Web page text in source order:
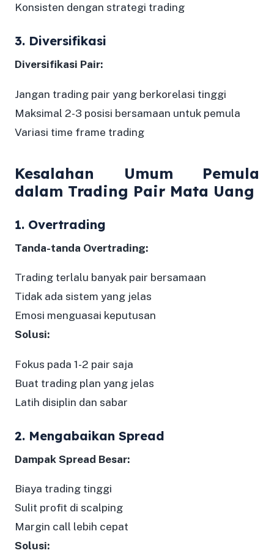
Konsisten dengan strategi trading
3. Diversifikasi
Diversifikasi Pair:
Jangan trading pair yang berkorelasi tinggi
Maksimal 2-3 posisi bersamaan untuk pemula
Variasi time frame trading
Kesalahan Umum Pemula
dalam Trading Pair Mata Uang
1. Overtrading
Tanda-tanda Overtrading:
Trading terlalu banyak pair bersamaan
Tidak ada sistem yang jelas
Emosi menguasai keputusan
Solusi:
Fokus pada 1-2 pair saja
Buat trading plan yang jelas
Latih disiplin dan sabar
2. Mengabaikan Spread
Dampak Spread Besar:
Biaya trading tinggi
Sulit profit di scalping
Margin call lebih cepat
Solusi: